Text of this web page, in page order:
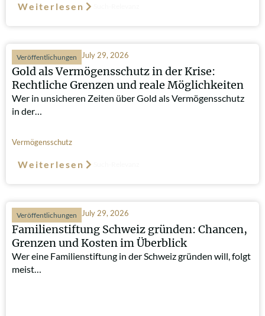
Weiterlesen
Veröffentlichungen July 29, 2026
Gold als Vermögensschutz in der Krise:
Rechtliche Grenzen und reale Möglichkeiten
Wer in unsicheren Zeiten über Gold als Vermögensschutz
in der…
Vermögensschutz
Weiterlesen
Veröffentlichungen July 29, 2026
Familienstiftung Schweiz gründen: Chancen,
Grenzen und Kosten im Überblick
Wer eine Familienstiftung in der Schweiz gründen will, folgt
meist…